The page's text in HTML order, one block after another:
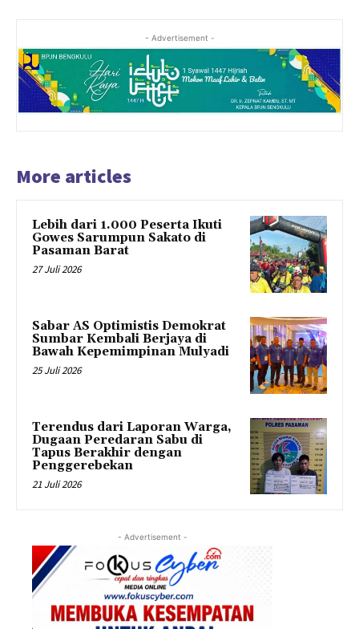
- Advertisement -
More articles
Lebih dari 1.000 Peserta Ikuti
Gowes Sarumpun Sakato di
Pasaman Barat
27 Juli 2026
Sabar AS Optimistis Demokrat
Sumbar Kembali Berjaya di
Bawah Kepemimpinan Mulyadi
25 Juli 2026
Terendus dari Laporan Warga,
Dugaan Peredaran Sabu di
Tapus Berakhir dengan
Penggerebekan
21 Juli 2026
- Advertisement -